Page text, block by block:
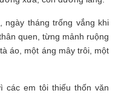
ngày tháng trống vắng khi
quen, từng mảnh ruộng
áo, một áng mây trôi, một
các em tôi thiếu thốn văn